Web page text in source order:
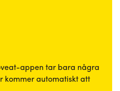
appen tar bara några
kommer automatiskt att